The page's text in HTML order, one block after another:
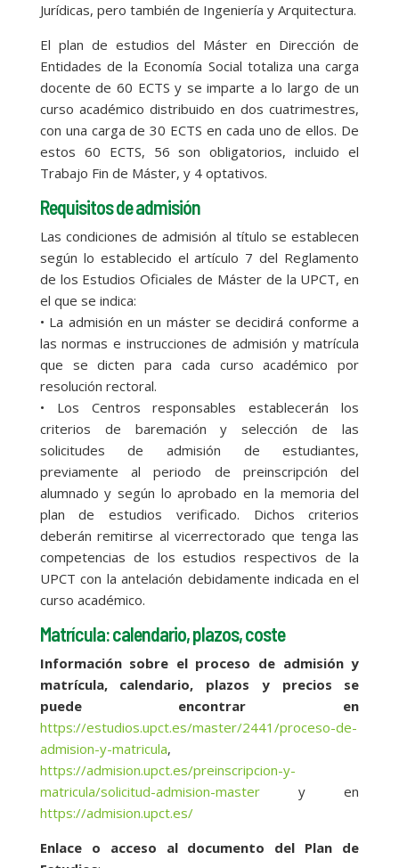
Jurídicas, pero también de Ingeniería y Arquitectura.
El plan de estudios del Máster en Dirección de
Entidades de la Economía Social totaliza una carga
docente de 60 ECTS y se imparte a lo largo de un
curso académico distribuido en dos cuatrimestres,
con una carga de 30 ECTS en cada uno de ellos. De
estos 60 ECTS, 56 son obligatorios, incluido el
Trabajo Fin de Máster, y 4 optativos.
Requisitos de admisión
Las condiciones de admisión al título se establecen
según lo establecido el artículo 7 del Reglamento
de los Estudios Oficiales de Máster de la UPCT, en
el que se indica:
• La admisión en un máster se decidirá conforme a
las normas e instrucciones de admisión y matrícula
que se dicten para cada curso académico por
resolución rectoral.
• Los Centros responsables establecerán los
criterios de baremación y selección de las
solicitudes de admisión de estudiantes,
previamente al periodo de preinscripción del
alumnado y según lo aprobado en la memoria del
plan de estudios verificado. Dichos criterios
deberán remitirse al vicerrectorado que tenga las
competencias de los estudios respectivos de la
UPCT con la antelación debidamente indicada en el
curso académico.
Matrícula: calendario, plazos, coste
Información sobre el proceso de admisión y
matrícula, calendario, plazos y precios se
puede encontrar en
https://estudios.upct.es/master/2441/proceso-de-
admision-y-matricula,
https://admision.upct.es/preinscripcion-y-
matricula/solicitud-admision-mastery en
https://admision.upct.es/
Enlace o acceso al documento del Plan de